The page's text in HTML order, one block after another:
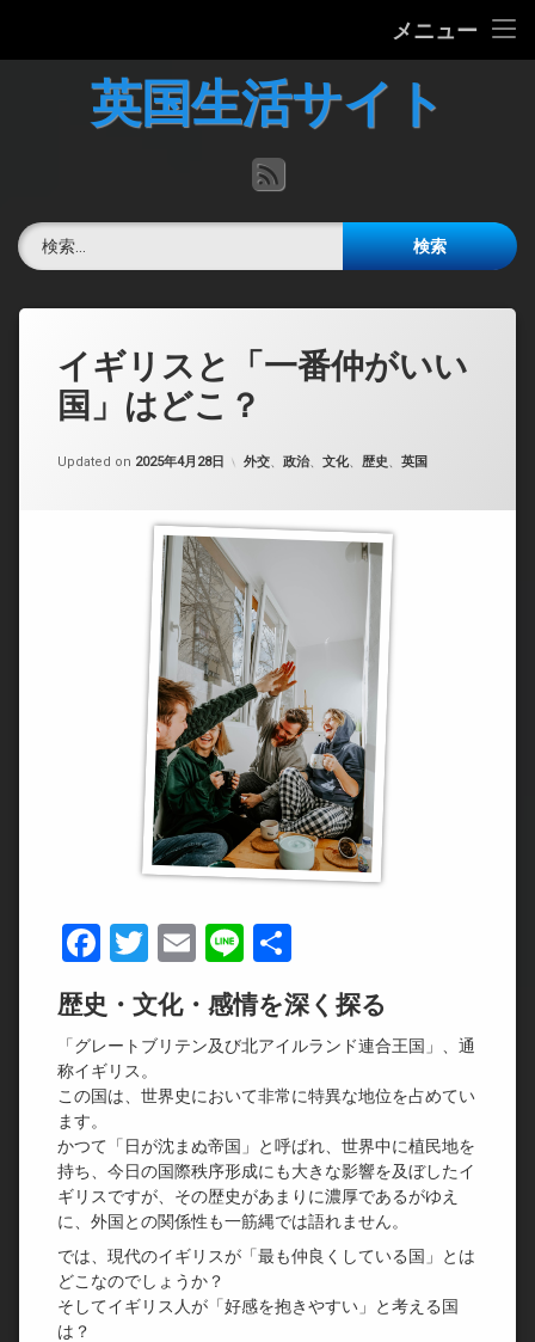
メニュー
英国の文化について
掲示板
英国生活サイト
RSS
イギリスと「一番仲がいい
国」はどこ？
Updated on 2025年4月28日 カテゴリー:
外交、 政治、 文化、 歴史、 英国
Facebook
Twitter
Email
Line
有
歴史・文化・感情を深く探る
「グレートブリテン及び北アイルランド連合王国」、通
称イギリス。
この国は、世界史において非常に特異な地位を占めてい
ます。
かつて「日が沈まぬ帝国」と呼ばれ、世界中に植民地を
持ち、今日の国際秩序形成にも大きな影響を及ぼしたイ
ギリスですが、その歴史があまりに濃厚であるがゆえ
に、外国との関係性も一筋縄では語れません。
では、現代のイギリスが「最も仲良くしている国」とは
どこなのでしょうか？
そしてイギリス人が「好感を抱きやすい」と考える国
は？